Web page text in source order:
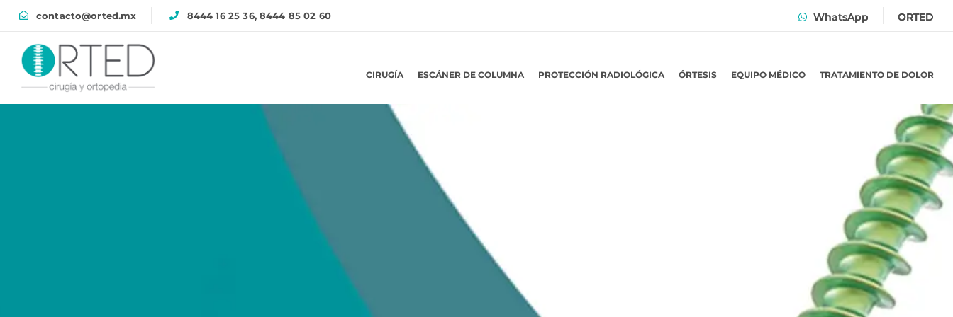
contacto@orted.mx 8444 16 25 36, 8444 85 02 60 WhatsApp ORTED
CIRUGÍA ESCÁNER DE COLUMNA PROTECCIÓN RADIOLÓGICA ÓRTESIS EQUIPO MÉDICO TRATAMIENTO DE DOLOR